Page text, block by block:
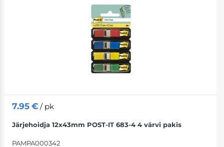
7.95 €/ pk
Järjehoidja 12x43mm POST-IT 683-4 4 värvi pakis
PAMPA000342